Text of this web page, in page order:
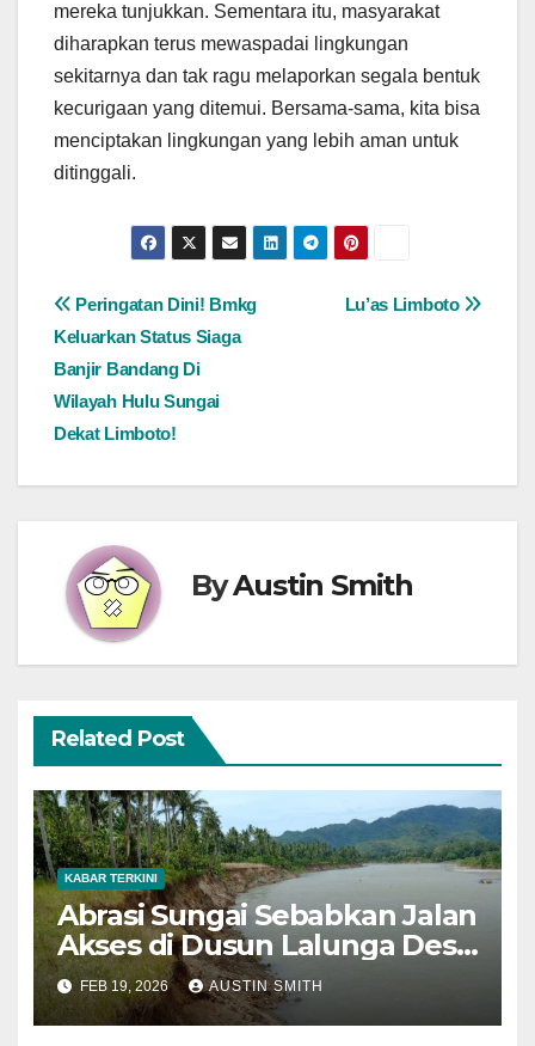
mereka tunjukkan. Sementara itu, masyarakat
diharapkan terus mewaspadai lingkungan
sekitarnya dan tak ragu melaporkan segala bentuk
kecurigaan yang ditemui. Bersama-sama, kita bisa
menciptakan lingkungan yang lebih aman untuk
ditinggali.
Post
navigation
Lu’as Limboto
Peringatan Dini! Bmkg
Keluarkan Status Siaga
Banjir Bandang Di
Wilayah Hulu Sungai
Dekat Limboto!
ByAustin Smith
Related Post
KABAR TERKINI
Abrasi Sungai Sebabkan Jalan
Akses di Dusun Lalunga Desa
Datahu Amblas
FEB 19, 2026 AUSTIN SMITH